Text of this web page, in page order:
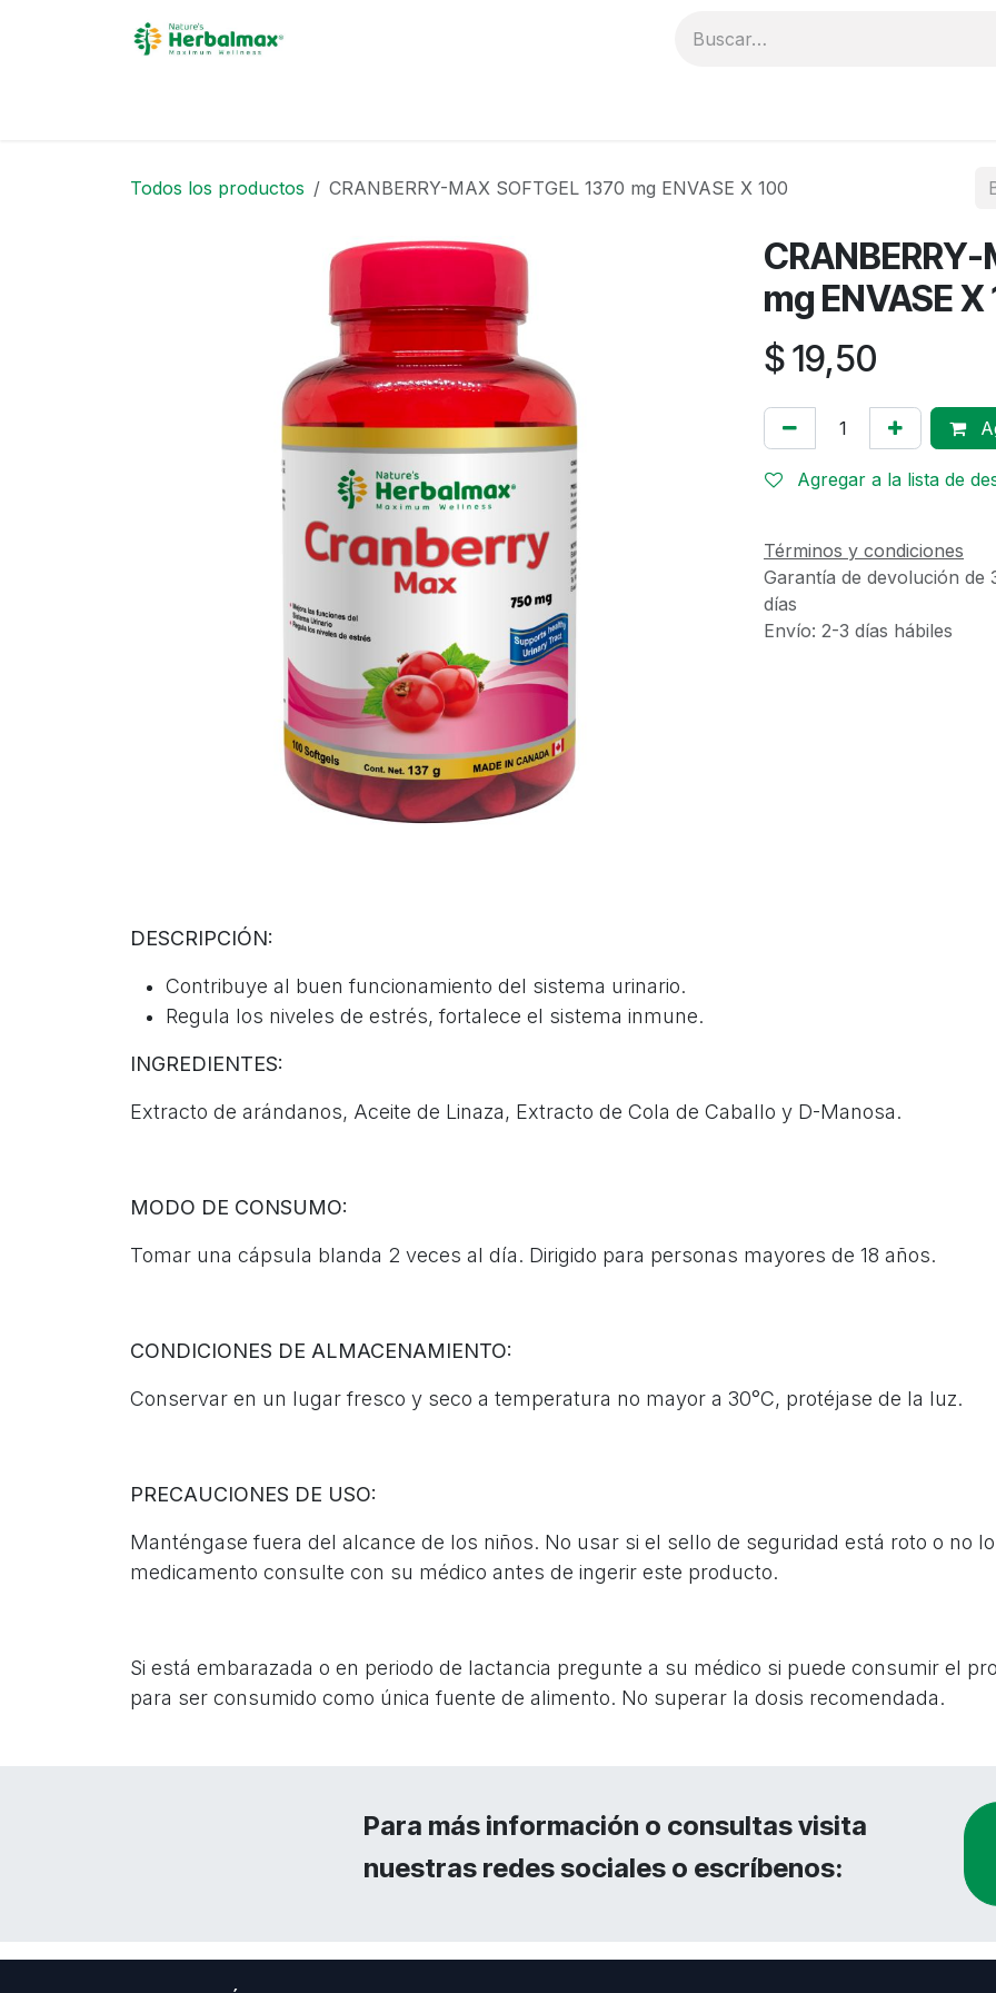
Todos los productos CRANBERRY-MAX SOFTGEL 1370 mg ENVASE X 100
mg ENVASE X
$19,50
Agregar a la lista de
Términos y condiciones
Garantía de devolución de
días
Envío: 2-3 días hábiles
DESCRIPCIÓN:
Contribuye al buen funcionamiento del sistema urinario.
Regula los niveles de estrés, fortalece el sistema inmune.
INGREDIENTES:
Extracto de arándanos, Aceite de Linaza, Extracto de Cola de Caballo y D-Manosa.
MODO DE CONSUMO:
Tomar una cápsula blanda 2 veces al día. Dirigido para personas mayores de 18 años.
CONDICIONES DE ALMACENAMIENTO:
Conservar en un lugar fresco y seco a temperatura no mayor a 30°C, protéjase de la luz.
PRECAUCIONES DE USO:
Manténgase fuera del alcance de los niños. No usar si el sello de seguridad está roto o no
medicamento consulte con su médico antes de ingerir este producto.
Si está embarazada o en periodo de lactancia pregunte a su médico si puede consumir el
para ser consumido como única fuente de alimento. No superar la dosis recomendada.
Para más información o consultas visita
nuestras redes sociales o escríbenos: